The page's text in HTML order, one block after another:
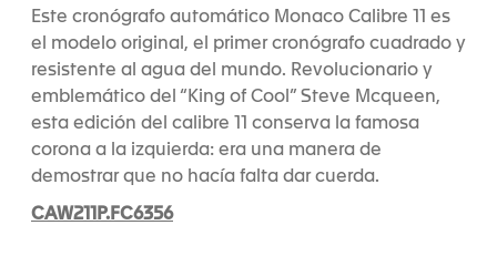
Este cronógrafo automático Monaco Calibre 11 es
el modelo original, el primer cronógrafo cuadrado y
resistente al agua del mundo. Revolucionario y
emblemático del “King of Cool” Steve Mcqueen,
esta edición del calibre 11 conserva la famosa
corona a la izquierda: era una manera de
demostrar que no hacía falta dar cuerda.
CAW211P.FC6356